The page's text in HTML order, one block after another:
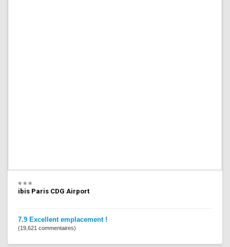
ibis Paris CDG Airport
7.9 Excellent emplacement !
(19,621 commentaires)